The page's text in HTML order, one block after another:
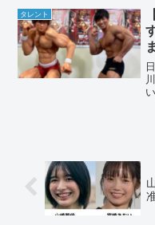
タレント